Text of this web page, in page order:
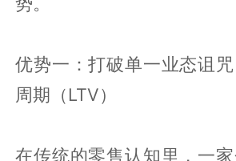
优势一：打破单一业态诅
周期（LTV）
在传统的零售认知里，一